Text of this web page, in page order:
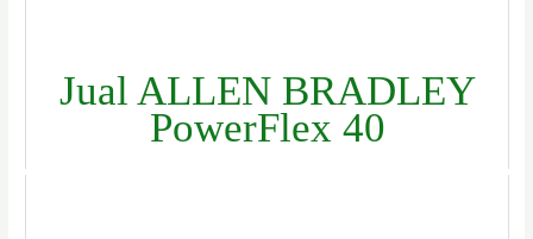
Jual ALLEN BRADLEY
PowerFlex 40